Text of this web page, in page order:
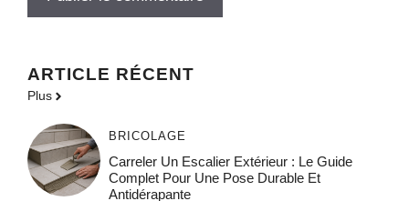
ARTICLE RÉCENT
Plus
BRICOLAGE
Carreler Un Escalier Extérieur : Le Guide
Complet Pour Une Pose Durable Et
Antidérapante